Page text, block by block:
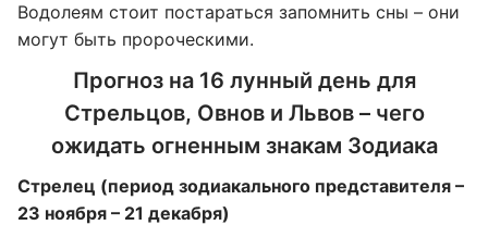
Водолеям стоит постараться запомнить сны – они
могут быть пророческими.
Прогноз на 16 лунный день для
Стрельцов, Овнов и Львов – чего
ожидать огненным знакам Зодиака
Стрелец (период зодиакального представителя –
23 ноября – 21 декабря)